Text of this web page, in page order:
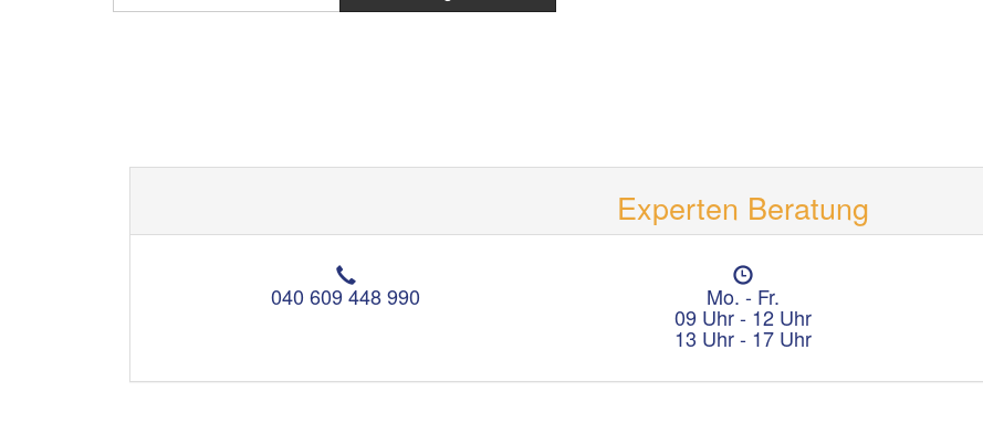
Experten Beratung
T
e
l
o
040 609 448 990
Ö
f
n
u
n
Mo. - Fr.
09 Uhr - 12 Uhr
13 Uhr - 17 Uhr